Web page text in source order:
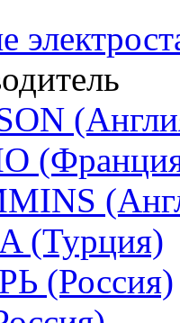
(Турция)
(Россия)